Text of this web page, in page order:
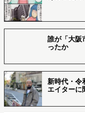
誰が「大阪
ったか
新時代・令
エイターに